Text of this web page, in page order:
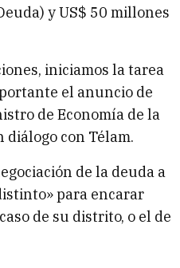
y US$ 50 millones
iniciamos la tarea
el anuncio de
de Economía de la
con Télam.
de la deuda a
para encarar
de su distrito, o el de